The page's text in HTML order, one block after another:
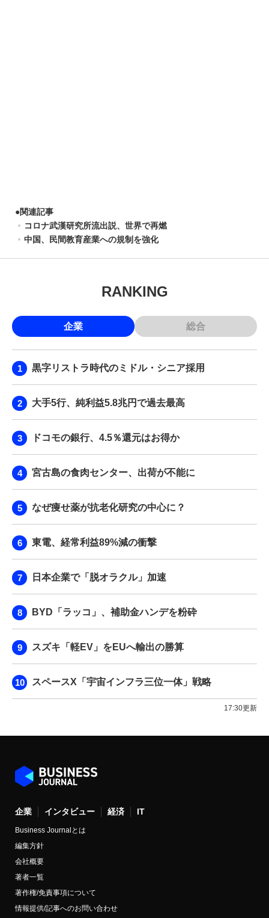
●関連記事
コロナ武漢研究所流出説、世界で再燃
中国、民間教育産業への規制を強化
RANKING
企業 総合
黒字リストラ時代のミドル・シニア採用
大手5行、純利益5.8兆円で過去最高
ドコモの銀行、4.5％還元はお得か
宮古島の食肉センター、出荷が不能に
なぜ痩せ薬が抗老化研究の中心に？
東電、経常利益89%減の衝撃
日本企業で「脱オラクル」加速
BYD「ラッコ」、補助金ハンデを粉砕
スズキ「軽EV」をEUへ輸出の勝算
スペースX「宇宙インフラ三位一体」戦略
17:30更新
企業 インタビュー 経済 IT
Business Journalとは
編集方針
会社概要
著者一覧
著作権/免責事項について
情報提供/記事へのお問い合わせ